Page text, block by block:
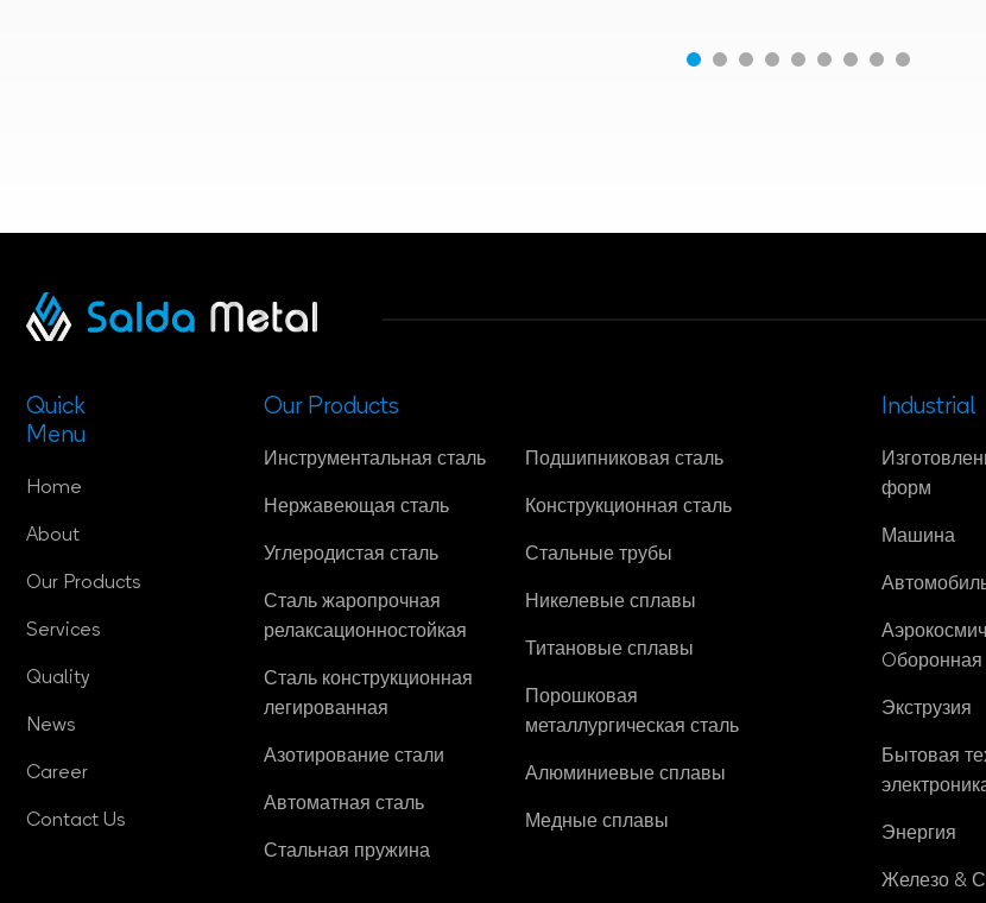
Quick
Menu
Home
About
Our Products
Services
Quality
News
Career
Contact Us
Our Products
Инструментальная сталь
Нержавеющая сталь
Углеродистая сталь
Сталь жаропрочная
релаксационностойкая
Сталь конструкционная
легированная
Азотирование стали
Автоматная сталь
Стальная пружина
Подшипниковая сталь
Конструкционная сталь
Стальные трубы
Никелевые сплавы
Титановые сплавы
Порошковая
металлургическая сталь
Алюминиевые сплавы
Медные сплавы
Industrial
форм
Машина
Oборонная
Экструзия
Бытовая
Энергия
Железо &